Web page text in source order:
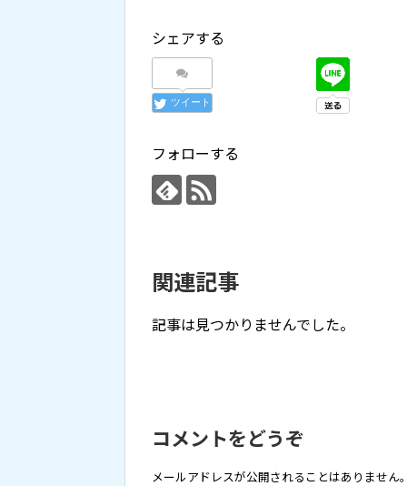
シェアする
ツイート
フォローする
関連記事
記事は見つかりませんでした。
コメントをどうぞ
メールアドレスが公開されることはありません